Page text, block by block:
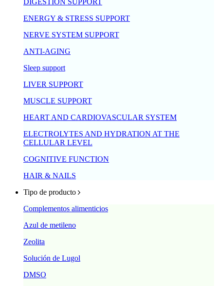
ENERGY & STRESS SUPPORT
NERVE SYSTEM SUPPORT
ANTI-AGING
Sleep support
LIVER SUPPORT
MUSCLE SUPPORT
HEART AND CARDIOVASCULAR SYSTEM
ELECTROLYTES AND HYDRATION AT THE
CELLULAR LEVEL
COGNITIVE FUNCTION
HAIR & NAILS
Tipo de producto
Complementos alimenticios
Azul de metileno
Zeolita
Solución de Lugol
DMSO